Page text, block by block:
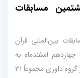
مسابقات
بین‌المللی قرآن
اسفندماه به
صورت غیر حضوری برگزار می‌شود، اعلام شد. در گروه داوری مجموعاً ۳۱